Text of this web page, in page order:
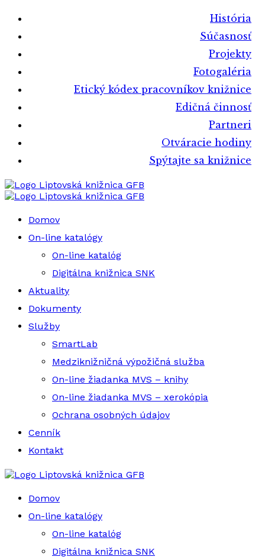
História
Súčasnosť
Projekty
Fotogaléria
Etický kódex pracovníkov knižnice
Edičná činnosť
Partneri
Otváracie hodiny
Spýtajte sa knižnice
Liptovská knižnica GFB
Liptovská knižnica GFB
Domov
On-line katalógy
On-line katalóg
Digitálna knižnica SNK
Aktuality
Dokumenty
Služby
SmartLab
Medziknižničná výpožičná služba
On-line žiadanka MVS – knihy
On-line žiadanka MVS – xerokópia
Ochrana osobných údajov
Cenník
Kontakt
Liptovská knižnica GFB
Domov
On-line katalógy
On-line katalóg
Digitálna knižnica SNK